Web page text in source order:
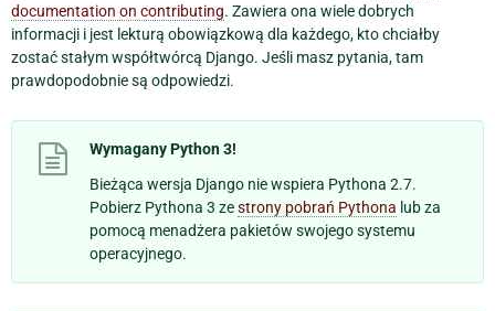
documentation on contributing. Zawiera ona wiele dobrych
informacji i jest lekturą obowiązkową dla każdego, kto chciałby
zostać stałym współtwórcą Django. Jeśli masz pytania, tam
prawdopodobnie są odpowiedzi.
Wymagany Python 3!
Bieżąca wersja Django nie wspiera Pythona 2.7.
Pobierz Pythona 3 zestrony pobrań Pythona lub za
pomocą menadżera pakietów swojego systemu
operacyjnego.